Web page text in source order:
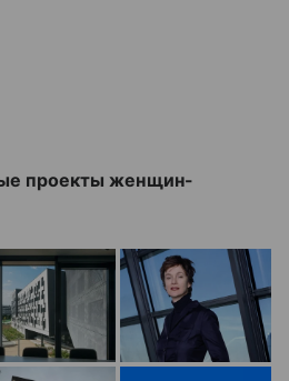
проекты женщин-